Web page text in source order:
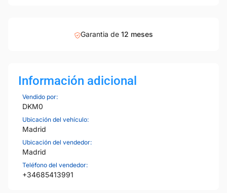
Garantia de 12 meses
Información adicional
Vendido por:
DKM0
Ubicación del vehículo:
Madrid
Ubicación del vendedor:
Madrid
Teléfono del vendedor:
+34685413991